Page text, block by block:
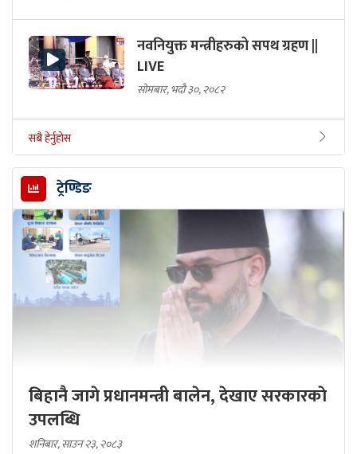
नवनियुक्त मन्त्रीहरुको सपथ ग्रहण ||
LIVE
सोमबार, भदौ ३०, २०८२
सबै हेर्नुहोस
ट्रेण्डिङ
बिहानै जागे प्रधानमन्त्री बालेन, देखाए सरकारकाे
उपलब्धि
शनिबार, साउन २३, २०८३